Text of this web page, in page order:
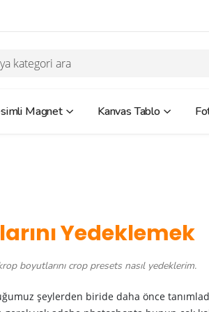
Magnet Kanvas Tablo
Yedeklemek
boyutlarını crop presets nasıl yedeklerim.
şeylerden biride daha önce